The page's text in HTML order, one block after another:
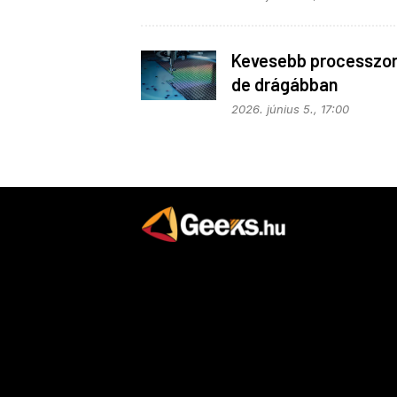
Kevesebb
de drágábban
2026. június 5., 17:00